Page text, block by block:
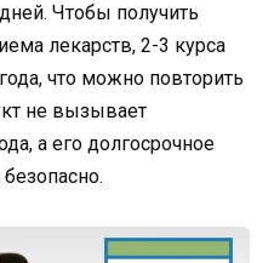
Чтобы получить
лекарств, 2-3 курса
что можно повторить
не вызывает
а его долгосрочное